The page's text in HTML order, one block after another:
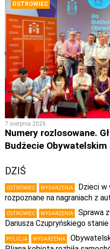
OSTROWIEC
7 sierpnia 2026
Numery rozlosowane.
Budżecie
DZIŚ
OSTROWIEC WYDARZENIA
Dzieci
rozpoznane na nagraniach z
OSTROWIEC WYDARZENIA
Sprawa
Dariusza Czupryńskiego
POLICJA WYDARZENIA